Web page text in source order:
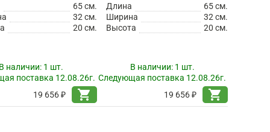
65 см.
32 см.
20 см.
наличии: 1 шт.
поставка 12.08.26г.
19 656 ₽
shopping_cart
Длина
65 см.
Ширина
32 см.
Высота
20 см.
В наличии: 1 шт.
Следующая поставка 12.08.26г.
19 656 ₽
shopping_cart